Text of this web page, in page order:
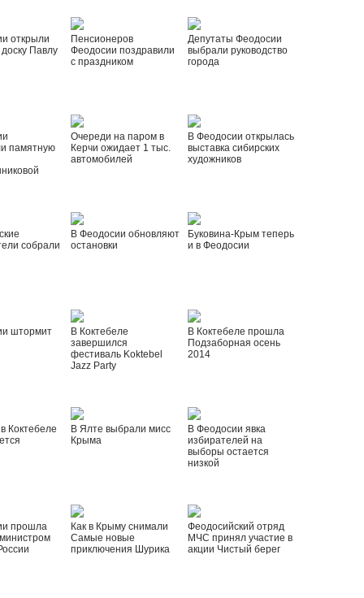
открыли
Павлу
Пенсионеров
Феодосии поздравили
с праздником
Депутаты Феодосии
выбрали руководство
города
памятную
Очереди на паром в
Керчи ожидает 1 тыс.
автомобилей
В Феодосии открылась
выставка сибирских
художников
собрали
В Феодосии обновляют
остановки
Буковина-Крым теперь
и в Феодосии
штормит
В Коктебеле
завершился
фестиваль Koktebel
Jazz Party
В Коктебеле прошла
Подзаборная осень
2014
Коктебеле
В Ялте выбрали мисс
Крыма
В Феодосии явка
избирателей на
выборы остается
низкой
прошла
Как в Крыму снимали
Самые новые
приключения Шурика
Феодосийский отряд
МЧС принял участие в
акции Чистый берег